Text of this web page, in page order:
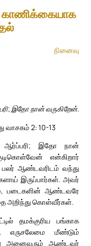
காணிக்கையாக
நினைவு
இதோ நான் வருகிறேன்.
வாசகம் 2: 10-13
ஆர்ப்பரி; இதோ நான்
என்கிறார்
ஆண்டவரிடம் வந்து
இருப்பார்கள். அவர்
படைகளின் ஆண்டவரே
அறிந்து கொள்வீர்கள்.
தமக்குரிய பங்காக
எருசலேமை மீண்டும்
அனைவரும் ஆண்டவர்